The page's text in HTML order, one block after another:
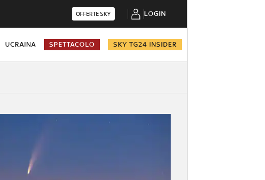
OFFERTE SKY LOGIN
UCRAINA SPETTACOLO SKY TG24 INSIDER